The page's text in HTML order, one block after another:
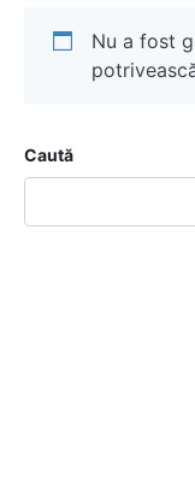
Nu a fost
Caută